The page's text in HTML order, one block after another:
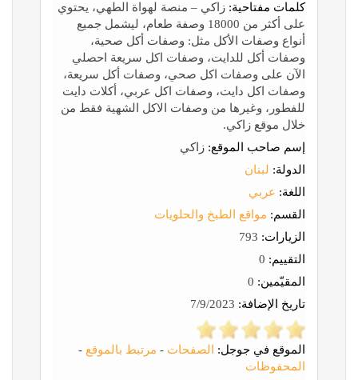
كلمات مفتاحية: زاكي – منصة لهواة الطهي، يحتوي
على أكثر من 18000 وصفة طعام، ليشمل جميع
أنواع وصفات الأكل مثل: وصفات أكل صحية،
وصفات أكل للدايت، وصفات اكل سريعة احصلي
الآن على وصفات اكل صحي، وصفات أكل سريعة،
وصفات اكل دايت، وصفات اكل عربي، أكلات دايت
للفطور، وغيرها من وصفات الاكل الشهية فقط من
خلال موقع زاكي.
إسم صاحب الموقع: زاكي
الدولة: لبنان
اللغة: عربي
القسم: مواقع الطبخ والحلويات
الزيارات:
التقييم:
المقيّمين:
تاريخ الإضافة:
الموقع في جوجل: الصفحات - مرتبط بالموقع -
المحفوظات